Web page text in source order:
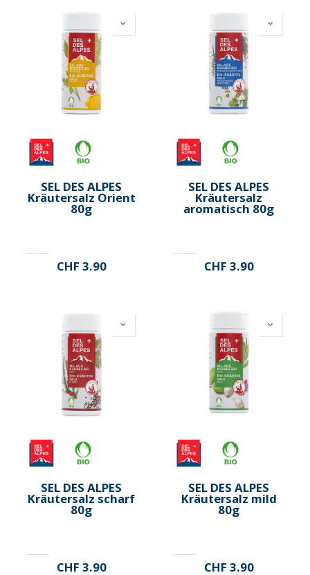
SEL DES ALPES
Kräutersalz Orient
80g
CHF 3.90
SEL DES ALPES
Kräutersalz
aromatisch 80g
CHF 3.90
SEL DES ALPES
Kräutersalz scharf
80g
CHF 3.90
SEL DES ALPES
Kräutersalz mild
80g
CHF 3.90